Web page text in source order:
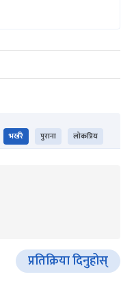
भर्खरै पुराना लोकप्रिय
प्रतिक्रिया दिनुहोस्